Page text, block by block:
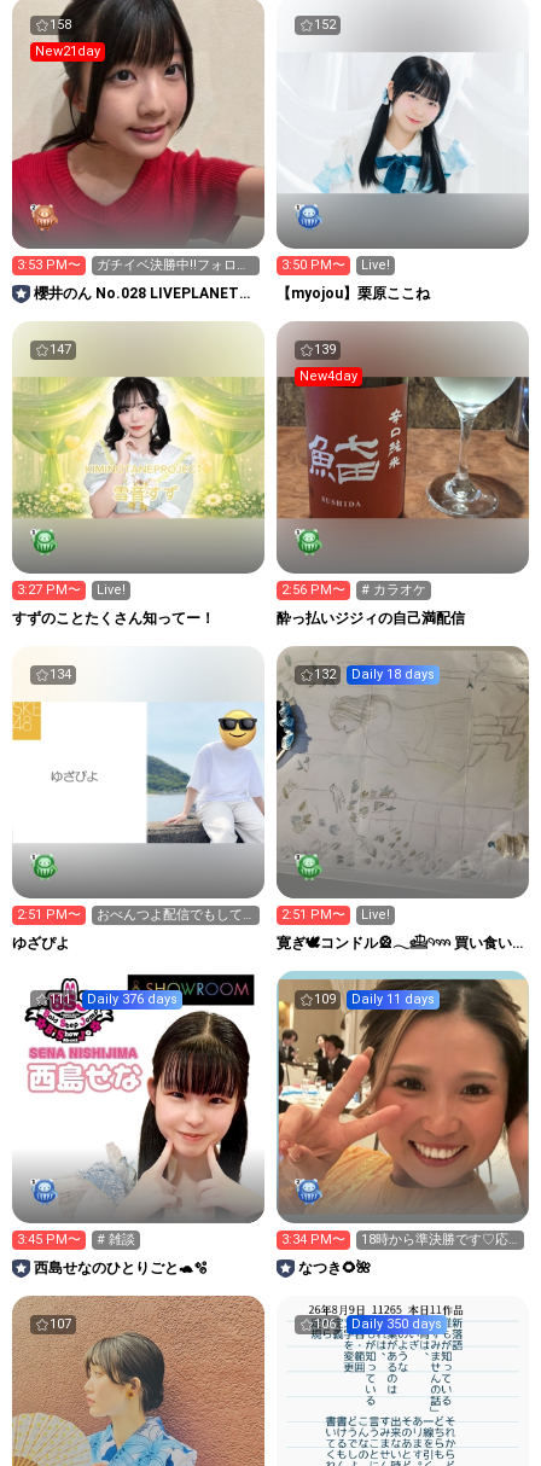
158
New21day
3:53 PM〜
ガチイベ決勝中‼️フォロー
キラ星お待ちしてます🌟
櫻井のん No.028 LIVEPLANET新
152
3:50 PM〜 Live!
【myojou】栗原ここね
147
3:27 PM〜 Live!
すずのことたくさん知ってー！
139
New4day
2:56 PM〜 # カラオケ
酔っ払いジジィの自己満配信
134
2:51 PM〜
おべんつよ配信でもして
ゆざぴよ
132 Daily 18 days
2:51 PM〜 Live!
寛ぎ🕊️コンドル🎡𓂃𓊝𓄹𓄺 買い食い
111 Daily 376 days
3:45 PM〜 # 雑談
西島せなのひとりごと🐢🫧
109 Daily 11 days
3:34 PM〜
18時から準決勝です♡応
援よろしくお願いします
なつき🌻🌺
107 106 Daily 350 days